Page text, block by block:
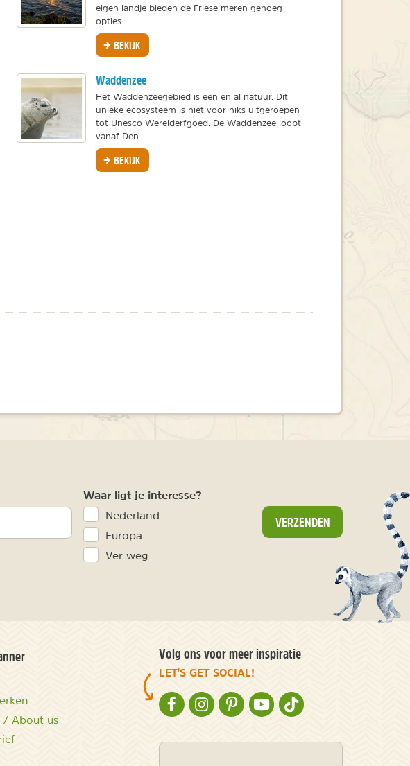
eigen landje bieden de Friese meren genoeg
opties...
BEKIJK
Waddenzee
Het Waddenzeegebied is een en al natuur. Dit
unieke ecosysteem is niet voor niks uitgeroepen
tot Unesco Werelderfgoed. De Waddenzee loopt
vanaf Den...
BEKIJK
Waar ligt je interesse?
Nederland
Europa
Ver weg
VERZENDEN
/ About us
Volg ons voor meer inspiratie
LET'S GET SOCIAL!
NATURESCANNER OP FACEBOOK
NATURESCANNER OP INSTAGRAM
NATURESCANNER OP PINTEREST
NATURESCANNER OP YOUTUBE
NATURESCANNER OP